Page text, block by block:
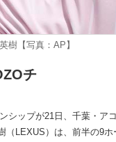
樹【写真：AP】
チ
ップが21日、千葉・ア
LEXUS）は、前半の9